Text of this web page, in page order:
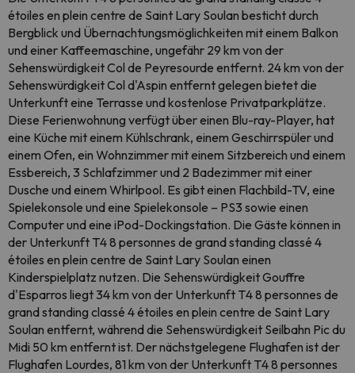
étoiles en plein centre de Saint Lary Soulan besticht durch
Bergblick und Übernachtungsmöglichkeiten mit einem Balkon
und einer Kaffeemaschine, ungefähr 29 km von der
Sehenswürdigkeit Col de Peyresourde entfernt. 24 km von der
Sehenswürdigkeit Col d'Aspin entfernt gelegen bietet die
Unterkunft eine Terrasse und kostenlose Privatparkplätze.
Diese Ferienwohnung verfügt über einen Blu-ray-Player, hat
eine Küche mit einem Kühlschrank, einem Geschirrspüler und
einem Ofen, ein Wohnzimmer mit einem Sitzbereich und einem
Essbereich, 3 Schlafzimmer und 2 Badezimmer mit einer
Dusche und einem Whirlpool. Es gibt einen Flachbild-TV, eine
Spielekonsole und eine Spielekonsole – PS3 sowie einen
Computer und eine iPod-Dockingstation. Die Gäste können in
der Unterkunft T4 8 personnes de grand standing classé 4
étoiles en plein centre de Saint Lary Soulan einen
Kinderspielplatz nutzen. Die Sehenswürdigkeit Gouffre
d'Esparros liegt 34 km von der Unterkunft T4 8 personnes de
grand standing classé 4 étoiles en plein centre de Saint Lary
Soulan entfernt, während die Sehenswürdigkeit Seilbahn Pic du
Midi 50 km entfernt ist. Der nächstgelegene Flughafen ist der
Flughafen Lourdes, 81 km von der Unterkunft T4 8 personnes